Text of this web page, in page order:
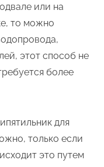
или на
то можно
этот способ не
более
для
только если
это путем